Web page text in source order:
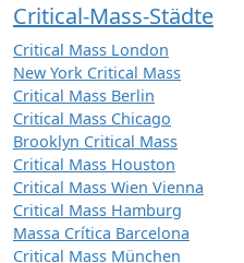
Critical-Mass-Städte
Critical Mass London
New York Critical Mass
Critical Mass Berlin
Critical Mass Chicago
Brooklyn Critical Mass
Critical Mass Houston
Critical Mass Wien Vienna
Critical Mass Hamburg
Massa Crítica Barcelona
Critical Mass München